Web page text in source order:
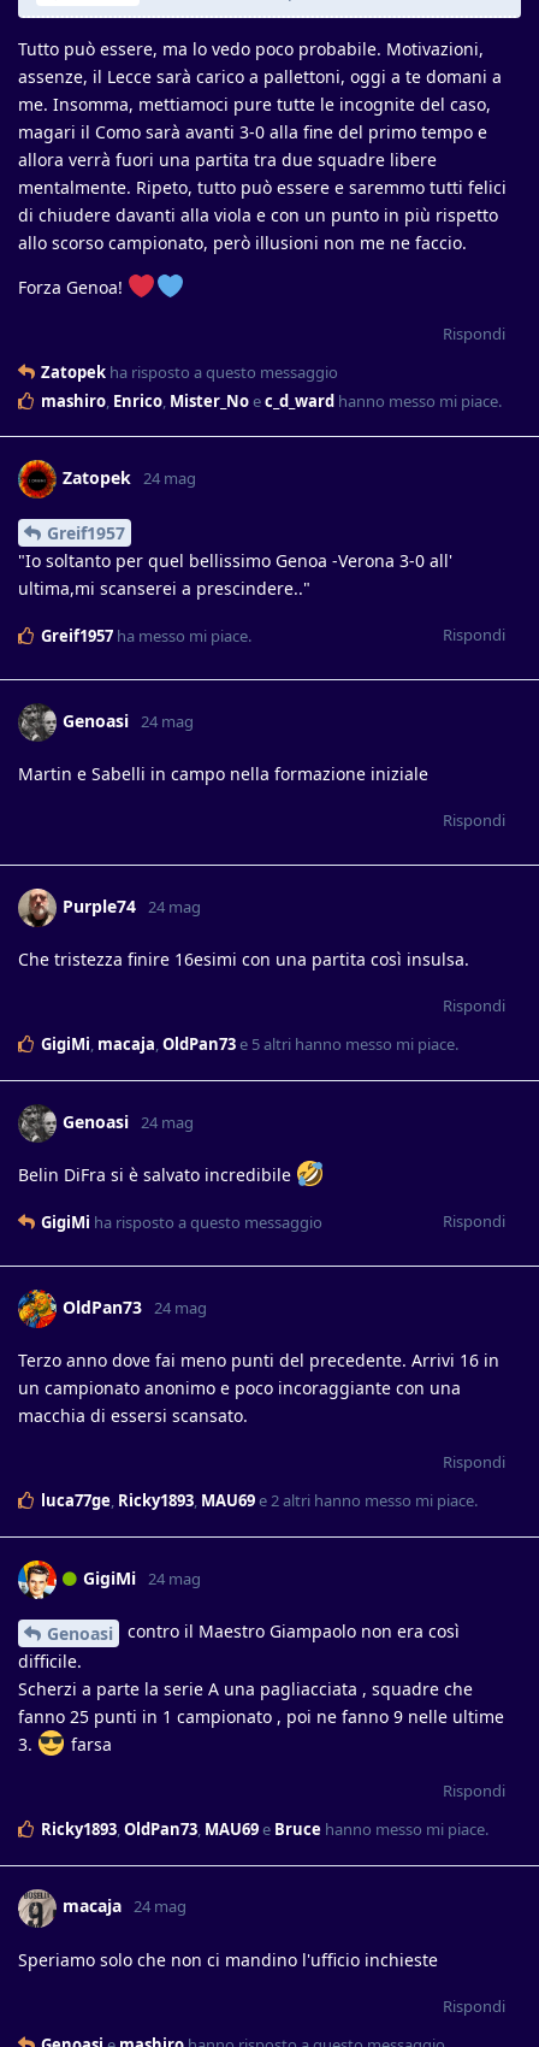
Tutto può essere, ma lo vedo poco probabile. Motivazioni,
assenze, il Lecce sarà carico a pallettoni, oggi a te domani a
me. Insomma, mettiamoci pure tutte le incognite del caso,
magari il Como sarà avanti 3-0 alla fine del primo tempo e
allora verrà fuori una partita tra due squadre libere
mentalmente. Ripeto, tutto può essere e saremmo tutti felici
di chiudere davanti alla viola e con un punto in più rispetto
allo scorso campionato, però illusioni non me ne faccio.
Forza Genoa!
Rispondi
Zatopek ha risposto a questo messaggio
mashiro, Enrico, Mister_Noec_d_ward hanno messo mi piace.
Zatopek 24 mag
Greif1957
"Io soltanto per quel bellissimo Genoa -Verona 3-0 all'
ultima,mi scanserei a prescindere.."
Rispondi
Greif1957 ha messo mi piace.
Genoasi 24 mag
Martin e Sabelli in campo nella formazione iniziale
Rispondi
Purple74 24 mag
Che tristezza finire 16esimi con una partita così insulsa.
Rispondi
GigiMi, macaja,OldPan73e 5altri hanno messo mi piace.
Genoasi 24 mag
Belin DiFra si è salvato incredibile
Rispondi
GigiMi ha risposto a questo messaggio
OldPan73 24 mag
Terzo anno dove fai meno punti del precedente. Arrivi 16 in
un campionato anonimo e poco incoraggiante con una
macchia di essersi scansato.
Rispondi
luca77ge, Ricky1893, MAU69e2altri hanno messo mi piace.
GigiMi 24 mag
Genoasi
contro il Maestro Giampaolo non era così
difficile.
Scherzi a parte la serie A una pagliacciata , squadre che
fanno 25 punti in 1 campionato , poi ne fanno 9 nelle ultime
3.
farsa
Rispondi
Ricky1893 OldPan73 MAU69e Bruce hanno messo mi piace.
macaja 24 mag
Speriamo solo che non ci mandino l'ufficio inchieste
Rispondi